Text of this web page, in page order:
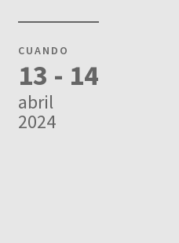
CUANDO
13 - 14
abril
2024